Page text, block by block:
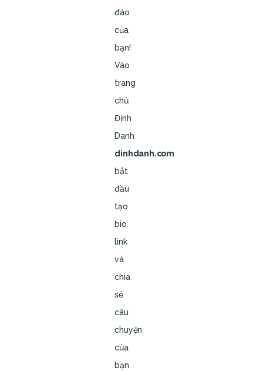
đáo
của
bạn!
Vào
trang
chủ
Định
Danh
dinhdanh.com
bắt
đầu
tạo
bio
link
và
chia
sẻ
câu
chuyện
của
bạn